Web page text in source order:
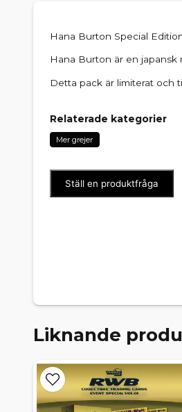
Hana Burton Special
Hana Burton är en japansk
Detta pack är limiterat och
Relaterade kategorier
Mer grejer
Ställ en produktfråga
Liknande